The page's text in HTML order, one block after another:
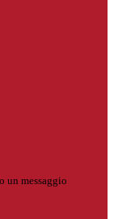
un messaggio